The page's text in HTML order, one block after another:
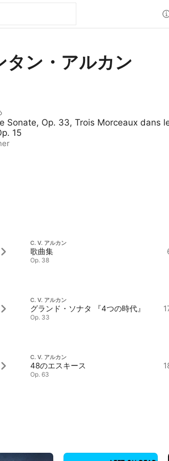
タン・アルカン
Sonate, Op. 33, Trois Morceaux dans
15
C. V. アルカン
歌曲集
Op. 38
C. V. アルカン
グランド・ソナタ 『4つの時代』
Op. 33
C. V. アルカン
48のエスキース
Op. 63